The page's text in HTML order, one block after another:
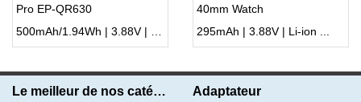
Pro EP-QR630
500mAh/1.94Wh | 3.88V | Li-ion ...
40mm Watch
295mAh | 3.88V | Li-ion ...
Le meilleur de nos catégories Adaptateur